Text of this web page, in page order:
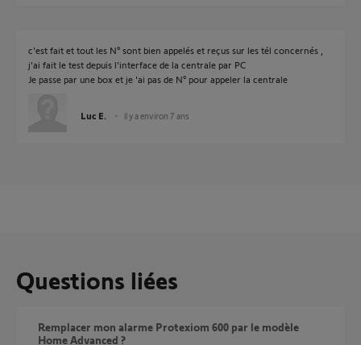
c'est fait et tout les N° sont bien appelés et reçus sur les tél concernés ,
j'ai fait le test depuis l'interface de la centrale par PC
Je passe par une box et je 'ai pas de N° pour appeler la centrale
Luc E. il y a environ 7 ans
Questions liées
Remplacer mon alarme Protexiom 600 par le modèle
Home Advanced ?